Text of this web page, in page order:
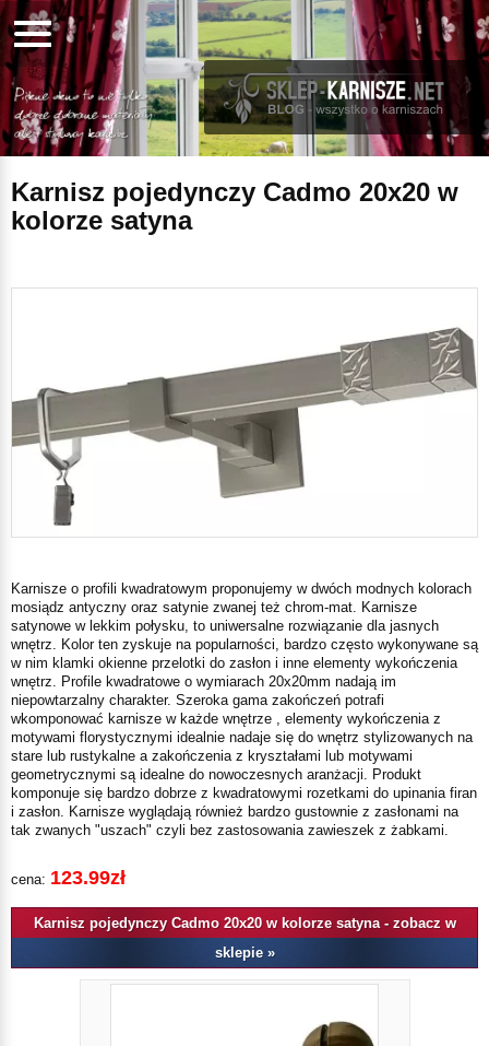
Karnisz pojedynczy Cadmo 20x20 w
kolorze satyna
Karnisze o profili kwadratowym proponujemy w dwóch modnych kolorach
mosiądz antyczny oraz satynie zwanej też chrom-mat. Karnisze
satynowe w lekkim połysku, to uniwersalne rozwiązanie dla jasnych
wnętrz. Kolor ten zyskuje na popularności, bardzo często wykonywane są
w nim klamki okienne przelotki do zasłon i inne elementy wykończenia
wnętrz. Profile kwadratowe o wymiarach 20x20mm nadają im
niepowtarzalny charakter. Szeroka gama zakończeń potrafi
wkomponować karnisze w każde wnętrze , elementy wykończenia z
motywami florystycznymi idealnie nadaje się do wnętrz stylizowanych na
stare lub rustykalne a zakończenia z kryształami lub motywami
geometrycznymi są idealne do nowoczesnych aranżacji. Produkt
komponuje się bardzo dobrze z kwadratowymi rozetkami do upinania firan
i zasłon. Karnisze wyglądają również bardzo gustownie z zasłonami na
tak zwanych "uszach" czyli bez zastosowania zawieszek z żabkami.
cena: 123.99zł
Karnisz pojedynczy Cadmo 20x20 w kolorze satyna - zobacz w
sklepie »